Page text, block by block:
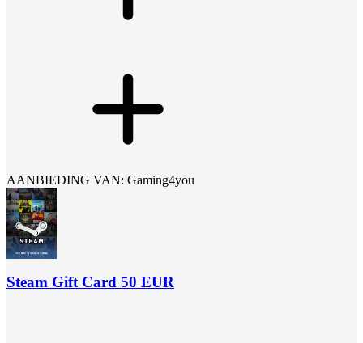
AANBIEDING VAN: Gaming4you
Steam Gift Card 50 EUR